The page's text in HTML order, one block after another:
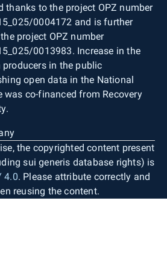
thanks to the project OPZ number
0004172 and is further
project OPZ number
0013983. Increase in the
in the public
open data in the National
was co-financed from Recovery
the copyrighted content present
sui generis database rights) is
4.0. Please attribute correctly and
reusing the content.